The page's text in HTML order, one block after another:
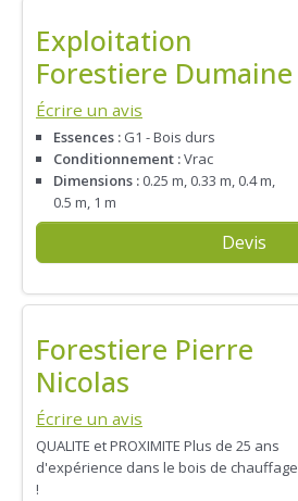
Exploitation
Forestiere Dumaine
Écrire un avis
Essences : G1 - Bois durs
Conditionnement :Vrac
Dimensions : 0.25 m, 0.33 m, 0.4 m,
0.5 m, 1 m
Devis
Forestiere Pierre
Nicolas
Écrire un avis
QUALITE et PROXIMITE Plus de 25 ans
d'expérience dans le bois de chauffage
!